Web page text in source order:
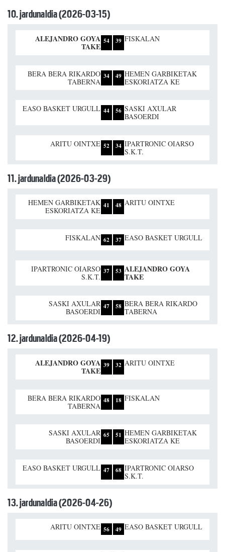
10. jardunaldia (2026-03-15)
ALEJANDRO GOYA
TAKE
54 39 FISKALAN
BERA BERA RIKARDO
TABERNA
34 49 HEMEN GARBIKETAK
ESKORIATZA KE
EASO BASKET URGULL 44 56 SASKI AXULAR
BASOERDI
ARITU OINTXE 52 34 IPARTRONIC OIARSO
S.K.T.
11. jardunaldia (2026-03-29)
HEMEN GARBIKETAK
ESKORIATZA KE
41 48 ARITU OINTXE
FISKALAN 62 37 EASO BASKET URGULL
IPARTRONIC OIARSO
S.K.T.
37 53 ALEJANDRO GOYA
TAKE
SASKI AXULAR
BASOERDI
47 58 BERA BERA RIKARDO
TABERNA
12. jardunaldia (2026-04-19)
ALEJANDRO GOYA
TAKE
39 32 ARITU OINTXE
BERA BERA RIKARDO
TABERNA
48 18 FISKALAN
SASKI AXULAR
BASOERDI
65 51 HEMEN GARBIKETAK
ESKORIATZA KE
EASO BASKET URGULL 47 68 IPARTRONIC OIARSO
S.K.T.
13. jardunaldia (2026-04-26)
ARITU OINTXE 56 49 EASO BASKET URGULL